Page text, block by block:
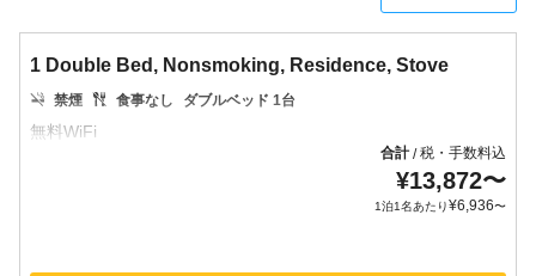
1 Double Bed, Nonsmoking, Residence, Stove
禁煙 食事なし ダブルベッド 1台
合計/税・手数料込
¥13,872〜
1泊1名あたり¥6,936〜